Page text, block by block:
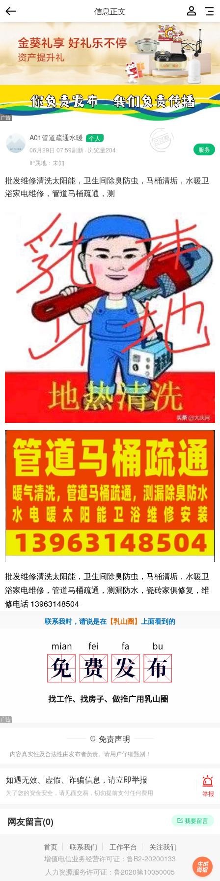
信息正文
A01管道疏通水暖
个人
服务
06月29日 07:59刷新 · 浏览量204
IP属地： 未知
批发维修清洗太阳能，卫生间除臭防虫，马桶清垢，水暖卫
浴家电维修，管道马桶疏通，测
批发维修清洗太阳能，卫生间除臭防虫，马桶清垢，水暖卫
浴家电维修，管道马桶疏通，测漏防水，瓷砖家俱修复，维
修电话 13963148504
联系我时，请说是在 【乳山圈】 上面看到的
免责声明
内容真实性及合法性由发布者负责。请用户仔细甄别！
如遇无效、虚假、诈骗信息，请立即举报
为了您的资金安全，请见面交易，切勿提前支付任何费用 举报
网友留言(0) 我要留言
首页 联系我们 工作平台
关注我们
增值电信业务经营许可证：鲁B2-20200133
人力资源服务许可证：鲁2020第10050005